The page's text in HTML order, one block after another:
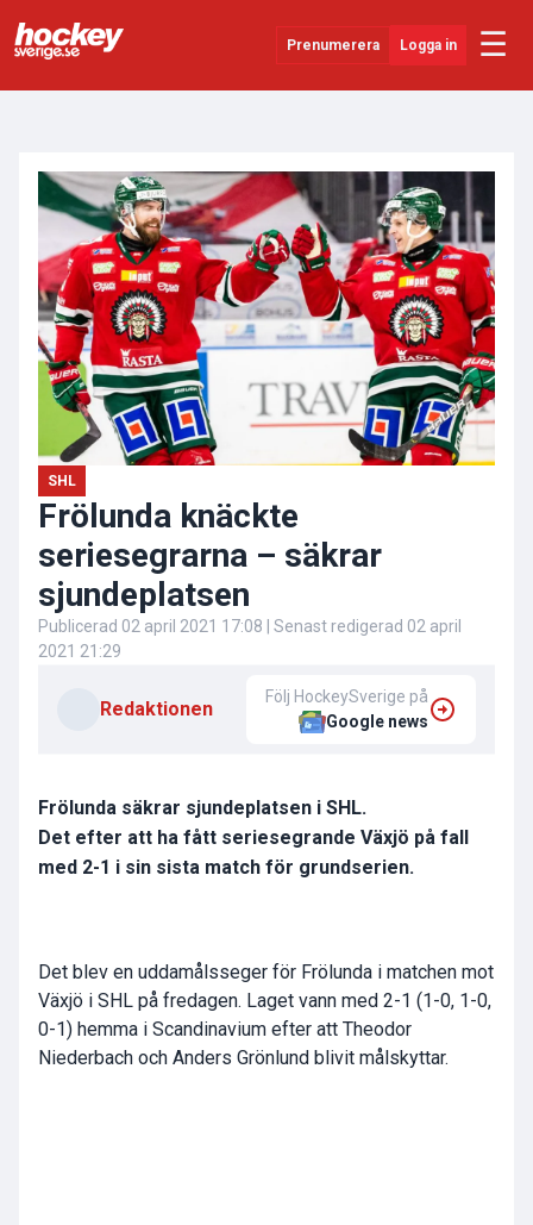
Prenumerera Logga in ☰
SHL
Evenemang
Övrigt
SHL
Frölunda knäckte
seriesegrarna – säkrar
sjundeplatsen
Publicerad 02 april 2021 17:08 | Senast redigerad 02 april
2021 21:29
Redaktionen
Följ HockeySverige på
Google news
Frölunda säkrar sjundeplatsen i SHL.
Det efter att ha fått seriesegrande Växjö på fall
med 2-1 i sin sista match för grundserien.
Det blev en uddamålsseger för Frölunda i matchen mot
Växjö i SHL på fredagen. Laget vann med 2-1 (1-0, 1-0,
0-1) hemma i Scandinavium efter att Theodor
Niederbach och Anders Grönlund blivit målskyttar.